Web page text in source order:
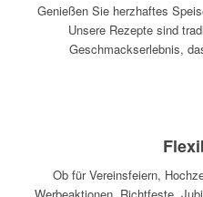
Genießen Sie herzhaftes
Unsere Rezepte sind
Geschmackserlebnis,
Ob für Vereinsfeiern,